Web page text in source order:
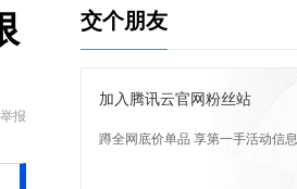
举报
交个朋友
加入腾讯云官网粉丝站
蹲全网底价单品 享第一手活动信息